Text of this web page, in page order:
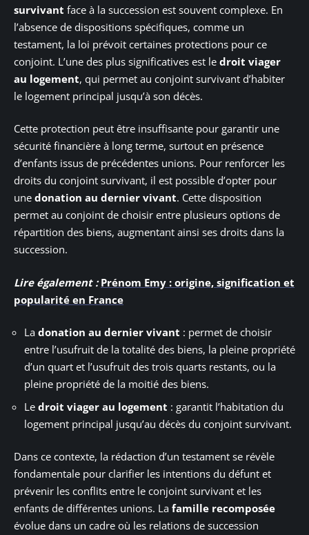
survivant face à la succession est souvent complexe. En
l’absence de dispositions spécifiques, comme un
testament, la loi prévoit certaines protections pour ce
conjoint. L’une des plus significatives est le droit viager
au logement, qui permet au conjoint survivant d’habiter
le logement principal jusqu’à son décès.
Cette protection peut être insuffisante pour garantir une
sécurité financière à long terme, surtout en présence
d’enfants issus de précédentes unions. Pour renforcer les
droits du conjoint survivant, il est possible d’opter pour
une donation au dernier vivant. Cette disposition
permet au conjoint de choisir entre plusieurs options de
répartition des biens, augmentant ainsi ses droits dans la
succession.
Lire également : Prénom Emy : origine, signification et
popularité en France
La donation au dernier vivant : permet de choisir
entre l’usufruit de la totalité des biens, la pleine propriété
d’un quart et l’usufruit des trois quarts restants, ou la
pleine propriété de la moitié des biens.
Le droit viager au logement : garantit l’habitation du
logement principal jusqu’au décès du conjoint survivant.
Dans ce contexte, la rédaction d’un testament se révèle
fondamentale pour clarifier les intentions du défunt et
prévenir les conflits entre le conjoint survivant et les
enfants de différentes unions. La famille recomposée
évolue dans un cadre où les relations de succession